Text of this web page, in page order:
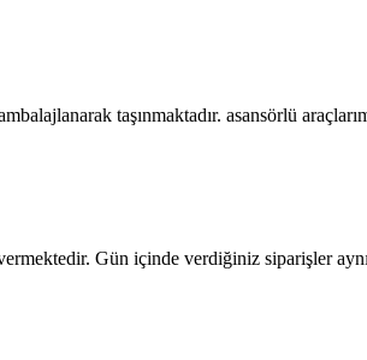
taşınmaktadır. asansörlü
Gün içinde verdiğiniz siparişler